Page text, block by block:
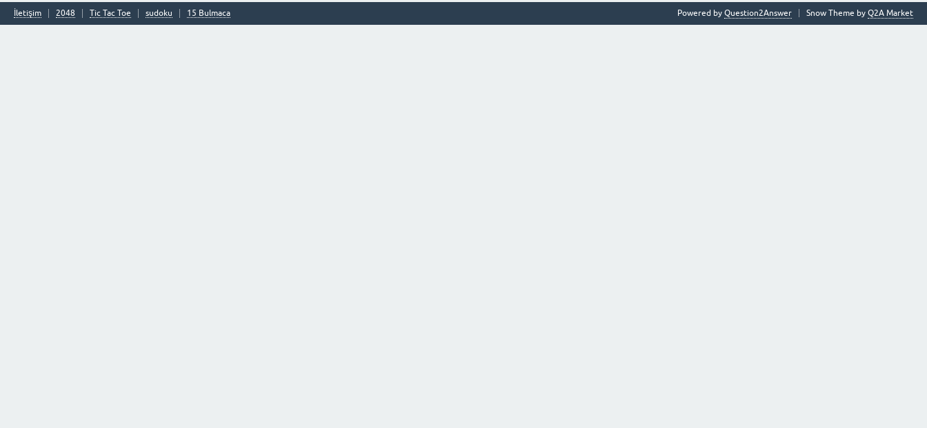
İletişim 2048 Tic Tac Toe sudoku 15 Bulmaca Snow Theme by Q2A Market
Powered by Question2Answer